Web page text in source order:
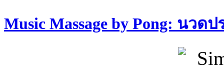
Music Massage by Pong: นวด